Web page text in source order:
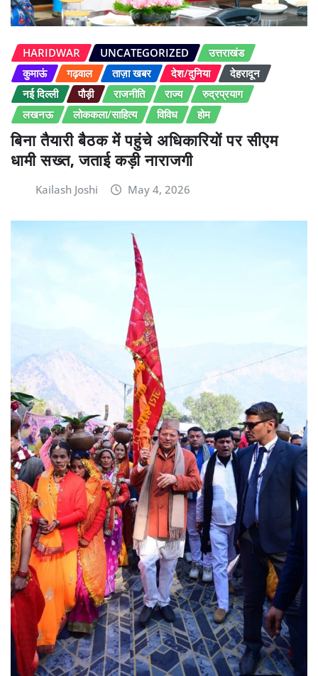
HARIDWAR UNCATEGORIZED
उत्तराखंड
कुमाऊं
गढ़वाल ताज़ा खबर देश/दुनिया
देहरादून
नई दिल्ली
पौड़ी राजनीति राज्य
रुद्रप्रयाग
लखनऊ
लोककला/साहित्य विविध होम
बिना तैयारी बैठक में पहुंचे अधिकारियों पर सीएम
धामी सख्त, जताई कड़ी नाराजगी
Kailash Joshi May 4, 2026